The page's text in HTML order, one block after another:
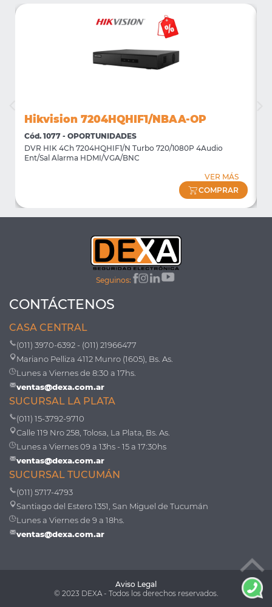
Hikvision 7204HQHIF1/NBAA-OP
Cód. 1077 - OPORTUNIDADES
DVR HIK 4Ch 7204HQHIF1/N Turbo 720/1080P 4Audio
Ent/Sal Alarma HDMI/VGA/BNC
VER MÁS
COMPRAR
Seguinos:
CONTÁCTENOS
CASA CENTRAL
(011) 3970-6392 - (011) 21966477
Mariano Pelliza 4112 Munro (1605), Bs. As.
Lunes a Viernes de 8:30 a 17hs.
ventas@dexa.com.ar
SUCURSAL LA PLATA
(011) 15-3792-9710
Calle 119 Nro 258, Tolosa, La Plata, Bs. As.
Lunes a Viernes 09 a 13hs - 15 a 17:30hs
ventas@dexa.com.ar
SUCURSAL TUCUMÁN
(011) 5717-4793
Santiago del Estero 1351, San Miguel de Tucumán
Lunes a Viernes de 9 a 18hs.
ventas@dexa.com.ar
Aviso Legal
© 2023 DEXA - Todos los derechos reservados.